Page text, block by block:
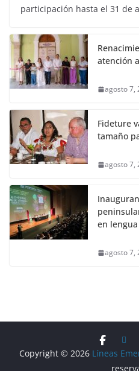
participación hasta el 31 de
atención
agosto 7,
Fideture
tamaño
agosto 7,
en
agosto 7,
Copyright © 2026 Líneas